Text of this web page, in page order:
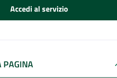
Accedi al servizio
PAGINA